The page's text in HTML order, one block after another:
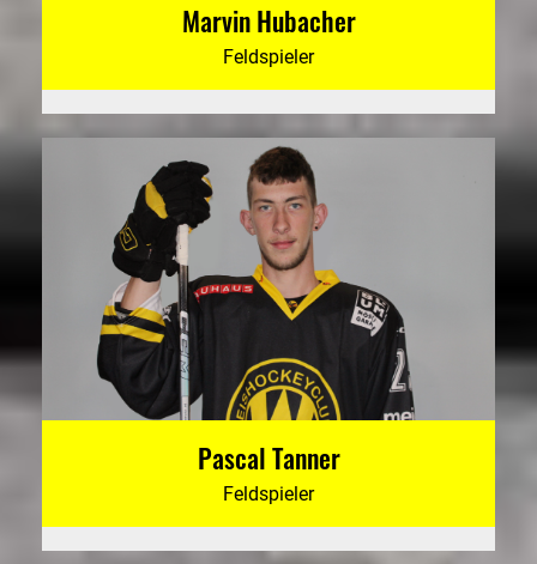
Marvin Hubacher
Feldspieler
Pascal Tanner
Feldspieler